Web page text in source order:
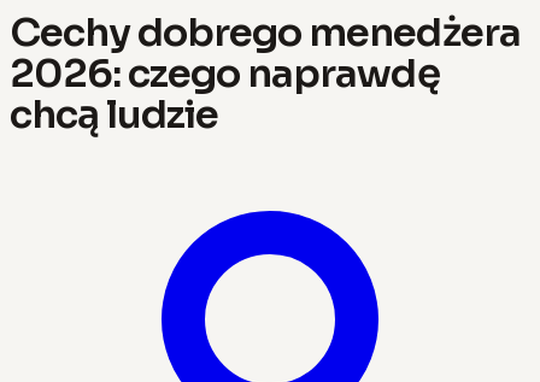
Cechy dobrego menedżera
2026: czego naprawdę
chcą ludzie